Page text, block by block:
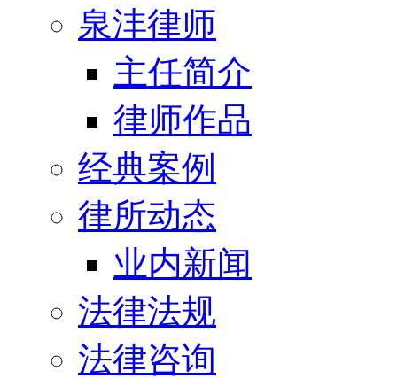
泉沣律师
主任简介
律师作品
经典案例
律所动态
业内新闻
法律法规
法律咨询